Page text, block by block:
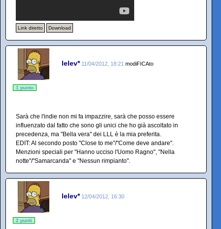
Link diretto Download
lelev* 11/04/2012, 18:21 modiFICAto
1 punto
Sarà che l'indie non mi fa impazzire, sarà che posso essere
influenzato dal fatto che sono gli unici che ho già ascoltato in
precedenza, ma "Bella vera" dei LLL è la mia preferita.
EDIT: Al secondo posto "Close to me"/"Come deve andare".
Menzioni speciali per "Hanno ucciso l'Uomo Ragno", "Nella
notte"/"Samarcanda" e "Nessun rimpianto".
lelev* 12/04/2012, 16:30
2 punti